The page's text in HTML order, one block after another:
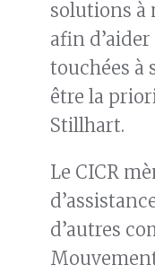
solutions à
afin
touchées à
être la
Stillhart.
Le CICR
d’autres